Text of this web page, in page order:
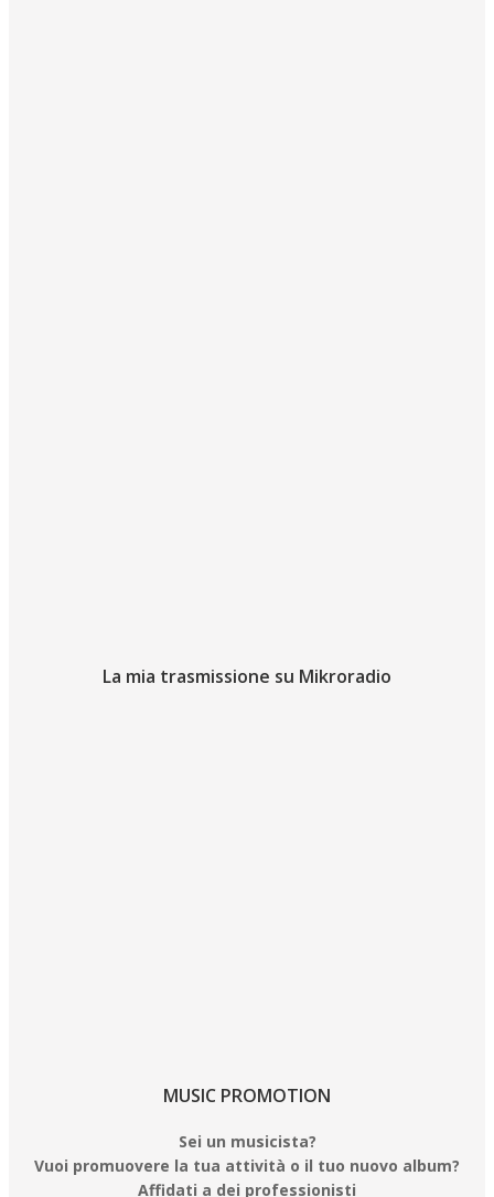
La mia trasmissione su Mikroradio
MUSIC PROMOTION
Sei un musicista?
Vuoi promuovere la tua attività o il tuo nuovo album?
Affidati a dei professionisti